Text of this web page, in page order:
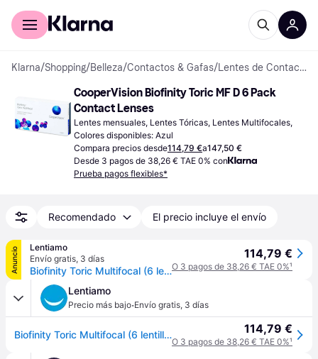
Comprar con Klarna
Klarna/Shopping/Belleza/Contactos & Gafas/ Lentes de Contacto
CooperVision Biofinity Toric MF D 6 Pack
Contact Lenses
Lentes mensuales, Lentes Tóricas, Lentes Multifocales,
Colores disponibles: Azul
Compara precios desde114,79 €a147,50 €
Desde 3 pagos de 38,26 € TAE 0% con
Prueba pagos flexibles*
Recomendado El precio incluye el envío
Anuncio
Lentiamo
Envío gratis, 3 días
Biofinity Toric Multifocal (6 lentillas)
114,79 €
O 3 pagos de 38,26 € TAE 0%¹
Lentiamo
Precio más bajo·Envío gratis, 3 días
Biofinity Toric Multifocal (6 lentillas) 114,79 €
O 3 pagos de 38,26 € TAE 0%¹